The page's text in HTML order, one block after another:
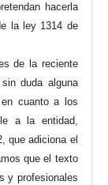
hacerla
la ley 1314 de
de la reciente
duda alguna
cuanto a los
a la entidad,
que adiciona el
que el texto
y profesionales